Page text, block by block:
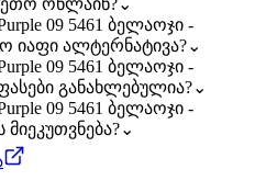
ონლაინ?⌄
09 5461 ბელაოჯი -
იაფი ალტერნატივა?⌄
09 5461 ბელაოჯი -
განახლებულია?⌄
09 5461 ბელაოჯი -
⌄